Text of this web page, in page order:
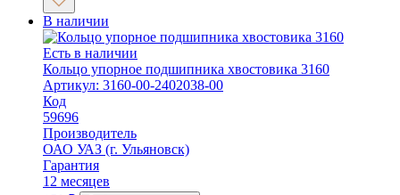
В наличии
Есть в наличии
Кольцо упорное подшипника хвостовика 3160
Артикул: 3160-00-2402038-00
Код
59696
Производитель
ОАО УАЗ (г. Ульяновск)
Гарантия
12 месяцев